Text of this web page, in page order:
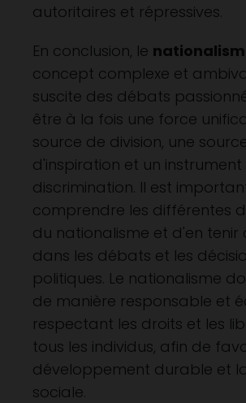
autoritaires et répressives.
En conclusion, le
concept complexe et
suscite des débats
être à la fois une force
source de division, une
d'inspiration et un instrument
discrimination. Il est
comprendre les différentes
du nationalisme et d'en tenir
dans les débats et les
politiques. Le nationalisme
de manière responsable et
respectant les droits et les
tous les individus, afin de
développement durable et
sociale.